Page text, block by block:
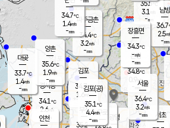
35.5℃
3.1
-mm
경서동
34.1℃
2.6 m/s
-mm
파주금촌
34.4℃
3.2m/s
-mm
대곶
33.7℃
1.4m/s
-mm
34.7℃
1.4m/s
-mm
김포
34.7℃
1.6 m/s
mm
광명
부천
35.2℃
양촌
35.6℃
1.9m/s
-mm
구로
은평
34.8℃
0.9 m/s
- mm
서초
남방
36.7
2.5
-mm
장흥면
34.3℃
-m/s
-mm
김포(공)
35.1℃
4.4m/s
-mm
인천
서울
36.4℃
3.2m/s
-mm